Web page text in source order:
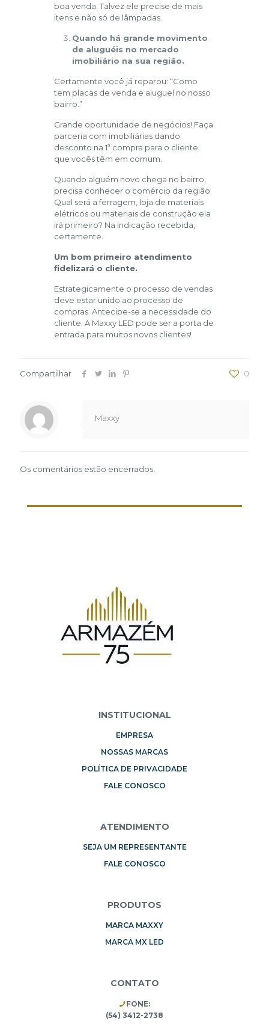
boa venda. Talvez ele precise de mais
itens e não só de lâmpadas.
Quando há grande movimento
de aluguéis no mercado
imobiliário na sua região.
Certamente você já reparou: “Como
tem placas de venda e aluguel no nosso
bairro.”
Grande oportunidade de negócios! Faça
parceria com imobiliárias dando
desconto na 1ª compra para o cliente
que vocês têm em comum.
Quando alguém novo chega no bairro,
precisa conhecer o comércio da região.
Qual será a ferragem, loja de materiais
elétricos ou materiais de construção ela
irá primeiro? Na indicação recebida,
certamente.
Um bom primeiro atendimento
fidelizará o cliente.
Estrategicamente o processo de vendas
deve estar unido ao processo de
compras. Antecipe-se a necessidade do
cliente. A Maxxy LED pode ser a porta de
entrada para muitos novos clientes!
Compartilhar 0
Maxxy
Os comentários estão encerrados.
INSTITUCIONAL
EMPRESA
NOSSAS MARCAS
POLÍTICA DE PRIVACIDADE
FALE CONOSCO
ATENDIMENTO
SEJA UM REPRESENTANTE
FALE CONOSCO
PRODUTOS
MARCA MAXXY
MARCA MX LED
CONTATO
FONE:
(54) 3412-2738